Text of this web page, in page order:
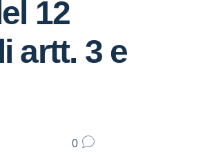
12
artt. 3 e
0